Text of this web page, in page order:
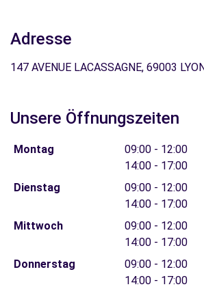
Adresse
147 AVENUE LACASSAGNE, 69003
Unsere Öffnungszeiten
Montag
09:00 - 12:00
14:00 - 17:00
Dienstag
09:00 - 12:00
14:00 - 17:00
Mittwoch
09:00 - 12:00
14:00 - 17:00
Donnerstag
09:00 - 12:00
14:00 - 17:00